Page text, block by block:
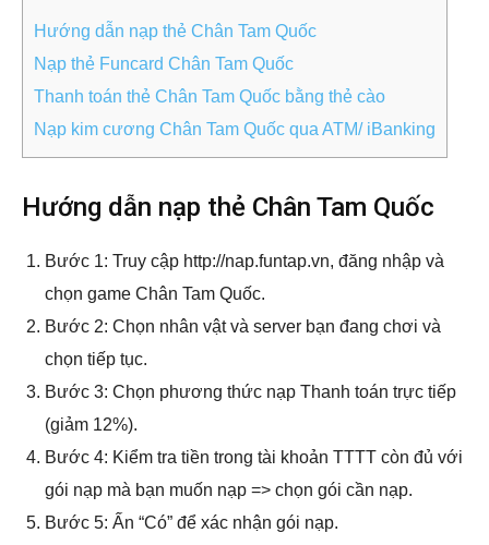
Hướng dẫn nạp thẻ Chân Tam Quốc
Nạp thẻ Funcard Chân Tam Quốc
Thanh toán thẻ Chân Tam Quốc bằng thẻ cào
Nạp kim cương Chân Tam Quốc qua ATM/ iBanking
Hướng dẫn nạp thẻ Chân Tam Quốc
Bước 1: Truy cập http://nap.funtap.vn, đăng nhập và
chọn game Chân Tam Quốc.
Bước 2: Chọn nhân vật và server bạn đang chơi và
chọn tiếp tục.
Bước 3: Chọn phương thức nạp Thanh toán trực tiếp
(giảm 12%).
Bước 4: Kiểm tra tiền trong tài khoản TTTT còn đủ với
gói nạp mà bạn muốn nạp => chọn gói cần nạp.
Bước 5: Ấn “Có” để xác nhận gói nạp.